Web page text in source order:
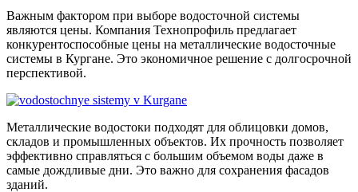
Важным фактором при выборе водосточной системы
являются цены. Компания Технопрофиль предлагает
конкурентоспособные цены на металлические водосточные
системы в Кургане. Это экономичное решение с долгосрочной
перспективой.
Металлические водостоки подходят для облицовки домов,
складов и промышленных объектов. Их прочность позволяет
эффективно справляться с большим объемом воды даже в
самые дождливые дни. Это важно для сохранения фасадов
зданий.